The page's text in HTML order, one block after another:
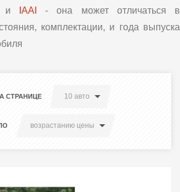
IAAI
- она может отличаться в
комплектации, и года выпуска
СТРАНИЦЕ 10 авто
возрастанию цены